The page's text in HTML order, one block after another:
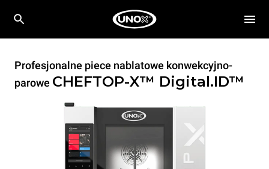
Profesjonalne piece nablatowe konwekcyjno-
parowe CHEFTOP-X™ Digital.ID™